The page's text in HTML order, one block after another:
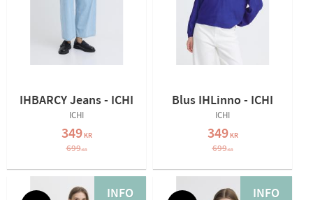
IHBARCY Jeans - ICHI
ICHI
349KR
699KR
Blus IHLinno - ICHI
ICHI
349KR
699KR
INFO INFO